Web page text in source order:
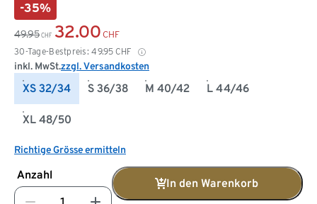
-35%
49.95 CHF 32.00 CHF
30-Tage-Bestpreis: 49.95 CHF
inkl. MwSt.zzgl. Versandkosten
XS 32/34 S 36/38 M 40/42 L 44/46
XL 48/50
Richtige Grösse ermitteln
Anzahl
In den Warenkorb